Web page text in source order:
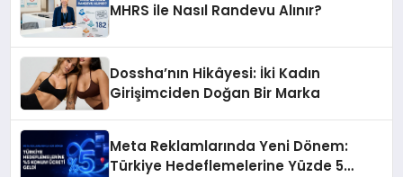
MHRS ile Nasıl Randevu Alınır?
Dossha’nın Hikâyesi: İki Kadın
Girişimciden Doğan Bir Marka
Meta Reklamlarında Yeni Dönem:
Türkiye Hedeflemelerine Yüzde 5